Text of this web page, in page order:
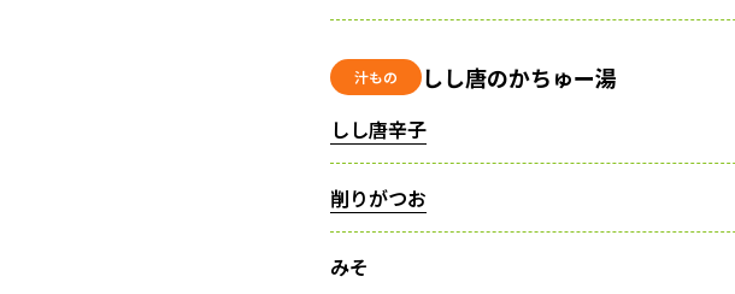
汁もの しし唐のかちゅー湯
しし唐辛子
削りがつお
みそ